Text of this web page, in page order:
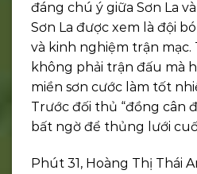
đáng chú ý giữa Sơn La
Sơn La được xem là đội
và kinh nghiệm trận mạc.
không phải trận đấu mà
miền sơn cước làm tốt
Trước đối thủ “đồng cân
bất ngờ để thủng lưới
Phút 31, Hoàng Thị Thái